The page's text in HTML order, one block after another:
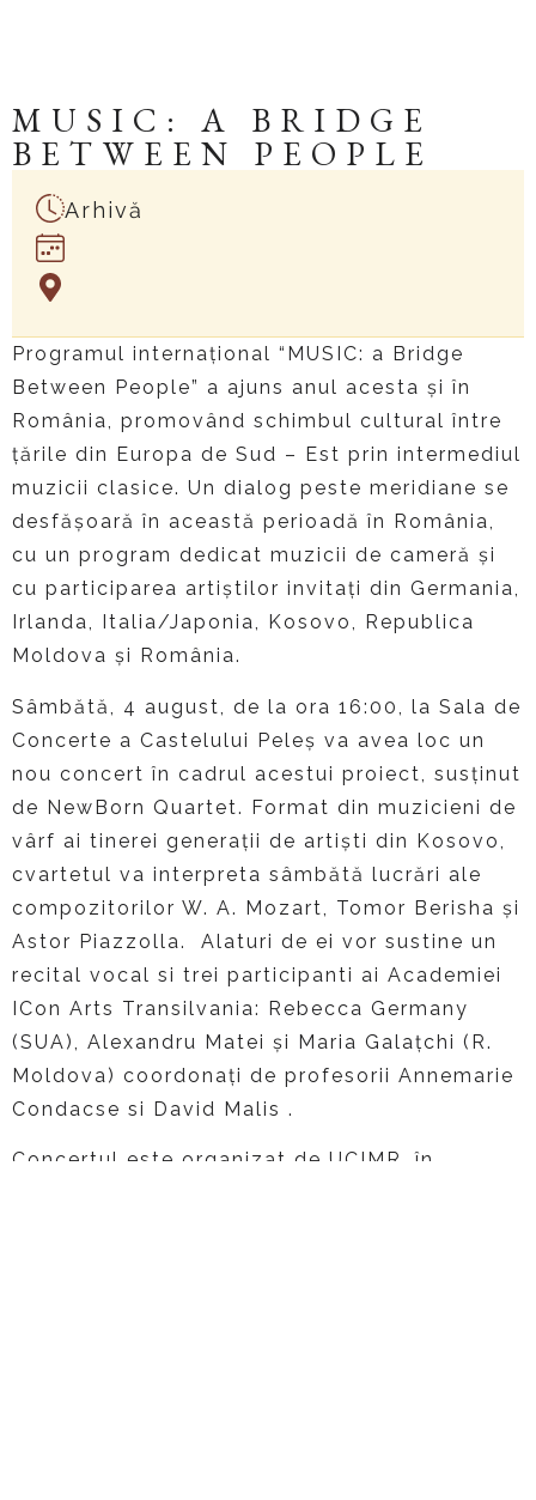
MUSIC: A BRIDGE
BETWEEN PEOPLE
Arhivă
Programul internațional “MUSIC: a Bridge
Between People” a ajuns anul acesta și în
România, promovând schimbul cultural între
țările din Europa de Sud – Est prin intermediul
muzicii clasice. Un dialog peste meridiane se
desfășoară în această perioadă în România,
cu un program dedicat muzicii de cameră și
cu participarea artiștilor invitați din Germania,
Irlanda, Italia/Japonia, Kosovo, Republica
Moldova și România.
Sâmbătă, 4 august, de la ora 16:00, la Sala de
Concerte a Castelului Peleș va avea loc un
nou concert în cadrul acestui proiect, susținut
de NewBorn Quartet. Format din muzicieni de
vârf ai tinerei generații de artiști din Kosovo,
cvartetul va interpreta sâmbătă lucrări ale
compozitorilor W. A. Mozart, Tomor Berisha și
Astor Piazzolla. Alaturi de ei vor sustine un
recital vocal si trei participanti ai Academiei
ICon Arts Transilvania: Rebecca Germany
(SUA), Alexandru Matei și Maria Galațchi (R.
Moldova) coordonați de profesorii Annemarie
Condacse si David Malis .
Concertul este organizat de UCIMR, în